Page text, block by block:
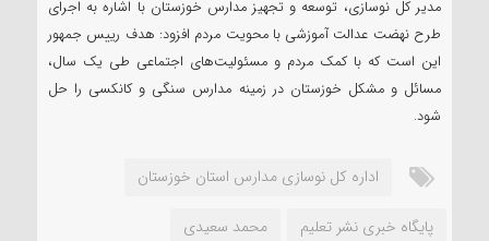
مدیر کل نوسازی، توسعه و تجهیز مدارس خوزستان با اشاره به اجرای
طرح نهضت عدالت آموزشی با محویت مردم افزود: هدف رییس جمهور
این است که با کمک مردم و مسئولیت‌های اجتماعی طی یک سال،
مسائل و مشکل خوزستان در زمینه مدارس سنگی و کانکسی را حل
شود.
اداره کل نوسازی مدارس استان خوزستان
پایگاه خبری نشر تعلیم محمد سعیدی